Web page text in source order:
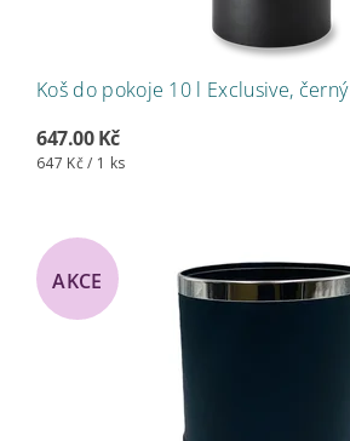
Koš do pokoje 10 l Exclusive, černý
647.00 Kč
647 Kč / 1 ks
AKCE